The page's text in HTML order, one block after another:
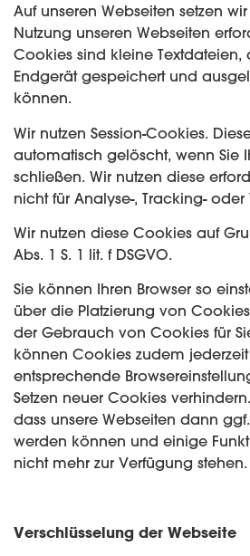
Auf unseren Webseiten setzen
Nutzung unseren Webseiten
Cookies sind kleine Textdateien,
Endgerät gespeichert und
können.
Wir nutzen Session-Cookies.
automatisch gelöscht, wenn Sie
schließen. Wir nutzen diese
nicht für Analyse-, Tracking-
Wir nutzen diese Cookies auf
Abs. 1 S. 1 lit. f DSGVO.
Sie können Ihren Browser so
über die Platzierung von
der Gebrauch von Cookies für
können Cookies zudem
entsprechende
Setzen neuer Cookies
dass unsere Webseiten dann
werden können und einige
nicht mehr zur Verfügung stehen.
Verschlüsselung der Webseite